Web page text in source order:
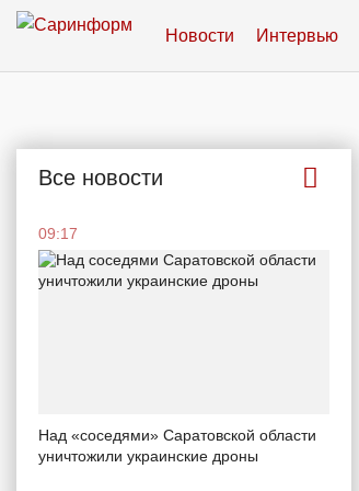
Новости Интервью
Все новости
09:17
Над «соседями» Саратовской области
уничтожили украинские дроны